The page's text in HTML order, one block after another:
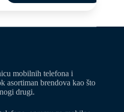
mobilnih telefona i
asortiman brendova kao što
drugi.